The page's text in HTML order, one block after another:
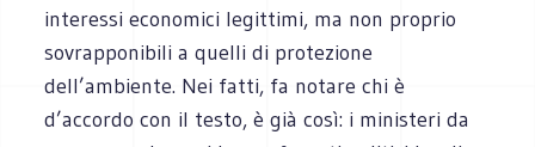
interessi economici legittimi, ma non proprio
sovrapponibili a quelli di protezione
dell’ambiente. Nei fatti, fa notare chi è
d’accordo con il testo, è già così: i ministeri da